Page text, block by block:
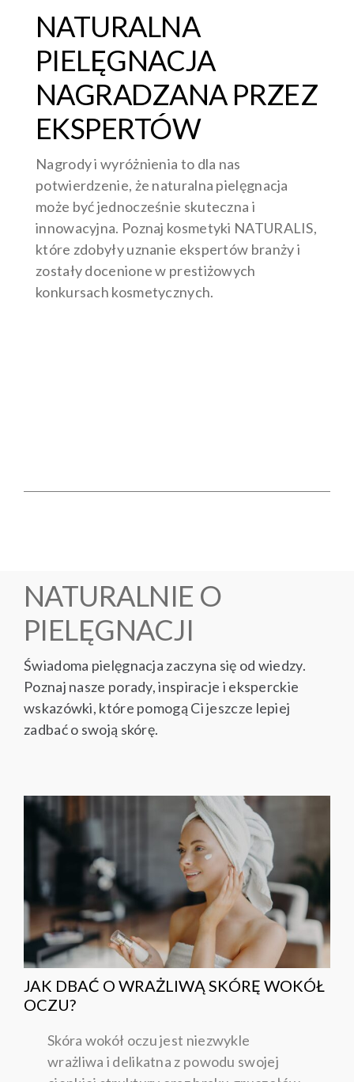
NATURALNA
PIELĘGNACJA
NAGRADZANA PRZEZ
EKSPERTÓW
Nagrody i wyróżnienia to dla nas
potwierdzenie, że naturalna pielęgnacja
może być jednocześnie skuteczna i
innowacyjna. Poznaj kosmetyki NATURALIS,
które zdobyły uznanie ekspertów branży i
zostały docenione w prestiżowych
konkursach kosmetycznych.
NATURALNIE O
PIELĘGNACJI
Świadoma pielęgnacja zaczyna się od wiedzy.
Poznaj nasze porady, inspiracje i eksperckie
wskazówki, które pomogą Ci jeszcze lepiej
zadbać o swoją skórę.
JAK DBAĆ O WRAŻLIWĄ SKÓRĘ WOKÓŁ
OCZU?
Skóra wokół oczu jest niezwykle
wrażliwa i delikatna z powodu swojej